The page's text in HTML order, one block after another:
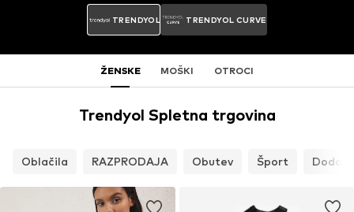
TRENDYOL TRENDYOL CURVE
ŽENSKE MOŠKI OTROCI
Trendyol Spletna trgovina
Oblačila RAZPRODAJA Obutev Šport